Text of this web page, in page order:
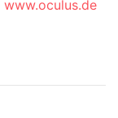
www.oculus.de